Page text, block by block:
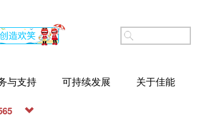
与支持 可持续发展 关于佳能